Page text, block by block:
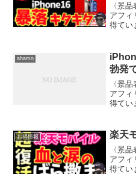
〈景
アフィ
得てい
36,000
ルの一
ahamo
勃発
〈景
アフィ
得てい
ャンペ
ハモ、
お得情報 楽天
〈景
アフィ
得てい